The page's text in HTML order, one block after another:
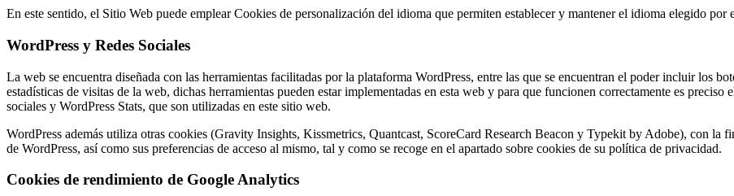
En este sentido, el Sitio Web puede emplear Cookies de personalización del idioma que permiten establecer y mantener el idioma elegido
WordPress y Redes Sociales
La web se encuentra diseñada con las herramientas facilitadas por la plataforma WordPress, entre las que se encuentran el poder incluir los
estadísticas de visitas de la web, dichas herramientas pueden estar implementadas en esta web y para que funcionen correctamente es
sociales y WordPress Stats, que son utilizadas en este sitio web.
WordPress además utiliza otras cookies (Gravity Insights, Kissmetrics, Quantcast, ScoreCard Research Beacon y Typekit by Adobe), con la
de WordPress, así como sus preferencias de acceso al mismo, tal y como se recoge en el apartado sobre cookies de su política de privacidad.
Cookies de rendimiento de Google Analytics